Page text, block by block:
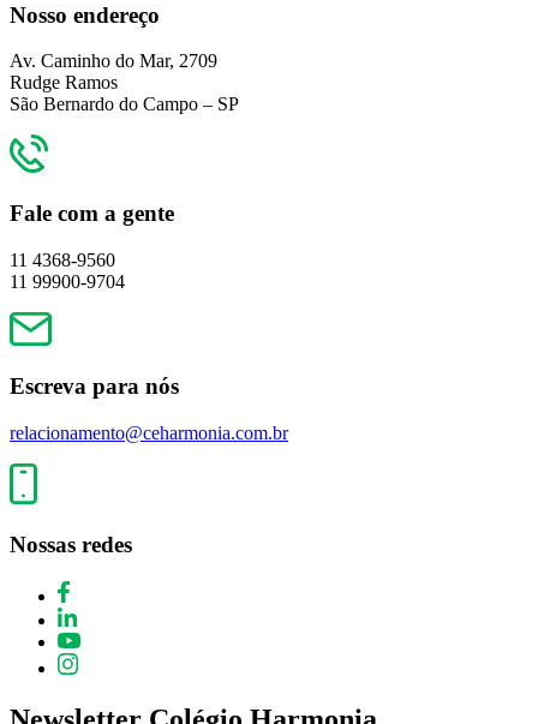
Nosso endereço
Av. Caminho do Mar, 2709
Rudge Ramos
São Bernardo do Campo – SP
Fale com a gente
11 4368-9560
11 99900-9704
Escreva para nós
relacionamento@ceharmonia.com.br
Nossas redes